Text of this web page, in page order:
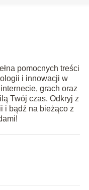
pomocnych treści
i innowacji w
grach oraz
Twój czas. Odkryj z
i bądź na bieżąco z